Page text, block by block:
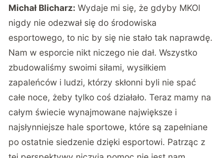
Michał Blicharz: Wydaje mi się, że gdyby MKOl
nigdy nie odezwał się do środowiska
esportowego, to nic by się nie stało tak naprawdę.
Nam w esporcie nikt niczego nie dał. Wszystko
zbudowaliśmy swoimi siłami, wysiłkiem
zapaleńców i ludzi, którzy skłonni byli nie spać
całe noce, żeby tylko coś działało. Teraz mamy na
całym świecie wynajmowane największe i
najsłynniejsze hale sportowe, które są zapełniane
po ostatnie siedzenie dzięki esportowi. Patrząc z